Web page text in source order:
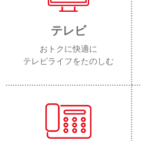
テレビ
おトクに快適に
テレビライフをたのしむ